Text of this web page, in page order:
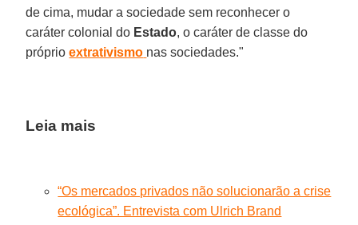
de cima, mudar a sociedade sem reconhecer o
caráter colonial do Estado, o caráter de classe do
próprioextrativismo nas sociedades."
Leia mais
“Os mercados privados não solucionarão a crise
ecológica”. Entrevista com Ulrich Brand